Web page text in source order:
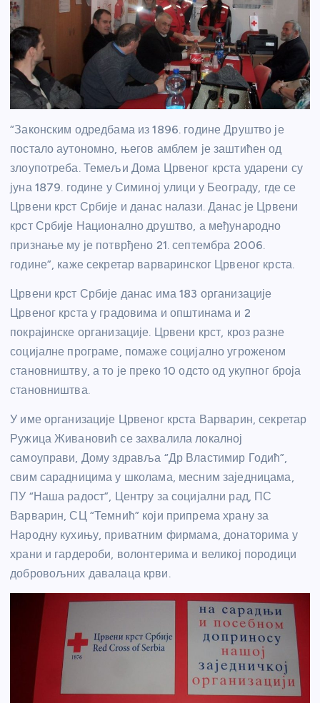
“Законским одредбама из 1896. године Друштво је
постало аутономно, његов амблем је заштићен од
злоупотреба. Темељи Дома Црвеног крста ударени су
јуна 1879. године у Симиној улици у Београду, где се
Црвени крст Србије и данас налази. Данас је Црвени
крст Србије Национално друштво, а међународно
признање му је потврђено 21. септембра 2006.
године”, каже секретар варваринског Црвеног крста.
Црвени крст Србије данас има 183 организације
Црвеног крста у градовима и општинама и 2
покрајинске организације. Црвени крст, кроз разне
социјалне програме, помаже социјално угроженом
становништву, а то је преко 10 одсто од укупног броја
становништва.
У име организације Црвеног крста Варварин, секретар
Ружица Живановић се захвалила локалној
самоуправи, Дому здравља “Др Властимир Годић”,
свим сарадницима у школама, месним заједницама,
ПУ “Наша радост”, Центру за социјални рад, ПС
Варварин, СЦ “Темнић” који припрема храну за
Народну кухињу, приватним фирмама, донаторима у
храни и гардероби, волонтерима и великој породици
добровољних давалаца крви.